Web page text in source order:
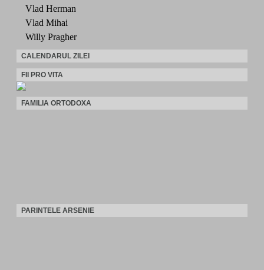
Vlad Herman
Vlad Mihai
Willy Pragher
CALENDARUL ZILEI
FII PRO VITA
FAMILIA ORTODOXA
PARINTELE ARSENIE